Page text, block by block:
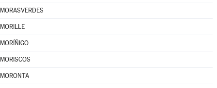
MORASVERDES
MORILLE
MORÍÑIGO
MORISCOS
MORONTA